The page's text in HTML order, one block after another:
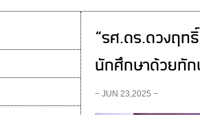
“รศ.ดร.ดวงฤท
นักศึกษาด้วยทัก
− JUN 23,2025 −